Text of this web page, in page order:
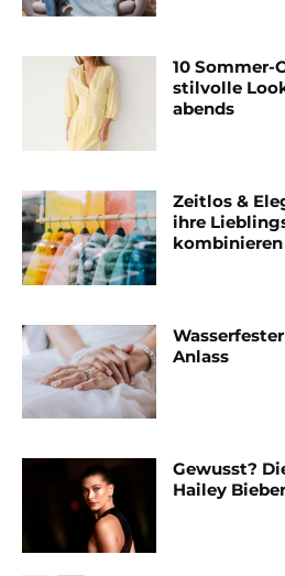
10 Sommer-
stilvolle
abends
Zeitlos &
ihre
kombinieren
Anlass
Gewusst?
Hailey Bieber